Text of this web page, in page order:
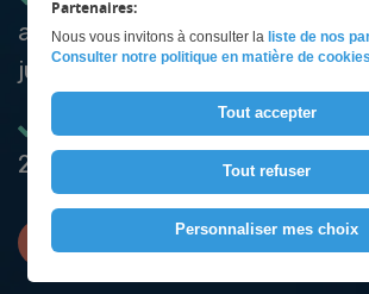
avec notre logiciel pour
justice
Partenaire de la profession
20 ans
DEMANDER UNE DÉMO
Partenaires:
Nous vous invitons à consulter la liste de nos
Consulter notre politique en matière de cookies
Tout accepter
Tout refuser
Personnaliser mes choix